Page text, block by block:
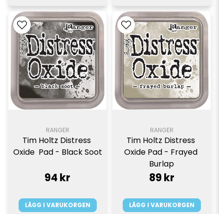
RANGER
Tim Holtz Distress
Oxide  Pad - Black Soot
94 kr
LÄGG I VARUKORGEN
RANGER
Tim Holtz Distress
Oxide Pad - Frayed
Burlap
89 kr
LÄGG I VARUKORGEN